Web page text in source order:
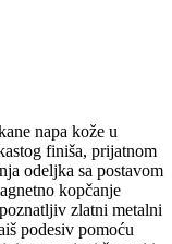
napa kože u
finiša, prijatnom
odeljka sa postavom
kopčanje
zlatni metalni
podesiv pomoću